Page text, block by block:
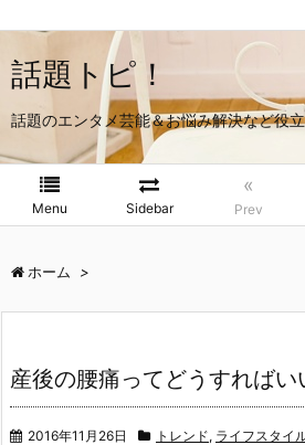
話題トピ！
話題のエンタメ芸能＆お悩み解決など役
Menu Sidebar
«
Prev
ホーム >
産後の腰痛ってどうすればい
2016年11月26日 トレンド, ライフスタイ